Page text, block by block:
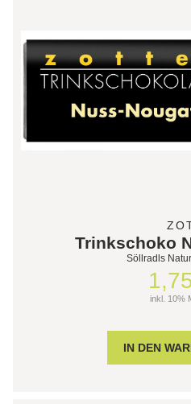
Trinkschoko
Söllradls
inkl. 10%